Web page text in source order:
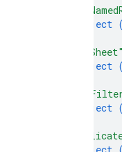
object (
"addSheet"
object (
object (